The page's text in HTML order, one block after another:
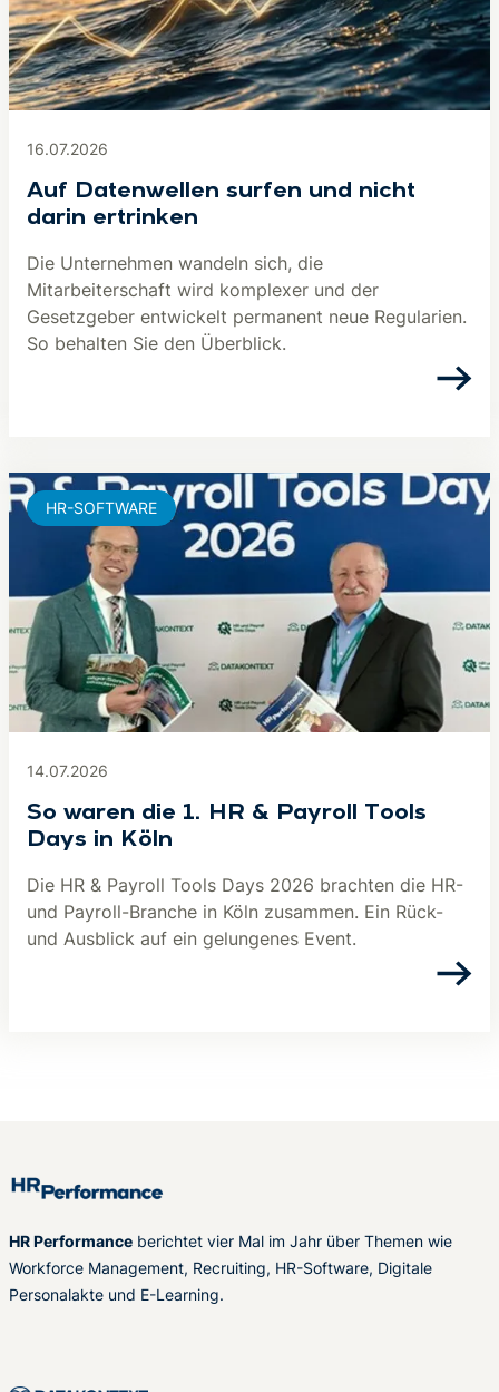
16.07.2026
Auf Datenwellen surfen und nicht
darin ertrinken
Die Unternehmen wandeln sich, die
Mitarbeiterschaft wird komplexer und der
Gesetzgeber entwickelt permanent neue Regularien.
So behalten Sie den Überblick.
14.07.2026
So waren die 1. HR & Payroll Tools
Days in Köln
Die HR & Payroll Tools Days 2026 brachten die HR-
und Payroll-Branche in Köln zusammen. Ein Rück-
und Ausblick auf ein gelungenes Event.
HR-SOFTWARE
HR Performance berichtet vier Mal im Jahr über Themen wie
Workforce Management, Recruiting, HR-Software, Digitale
Personalakte und E-Learning.